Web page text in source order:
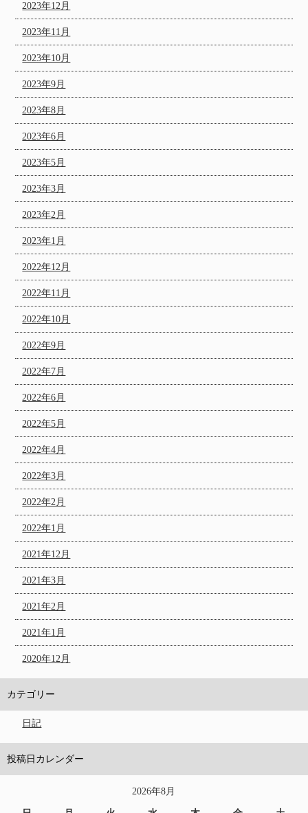
2023年12月
2023年11月
2023年10月
2023年9月
2023年8月
2023年6月
2023年5月
2023年3月
2023年2月
2023年1月
2022年12月
2022年11月
2022年10月
2022年9月
2022年7月
2022年6月
2022年5月
2022年4月
2022年3月
2022年2月
2022年1月
2021年12月
2021年3月
2021年2月
2021年1月
2020年12月
カテゴリー
日記
投稿日カレンダー
2026年8月